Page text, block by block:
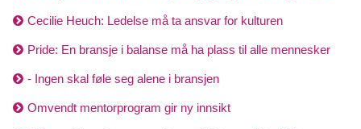
Cecilie Heuch: Ledelse må ta ansvar for kulturen
Pride: En bransje i balanse må ha plass til alle mennesker
- Ingen skal føle seg alene i bransjen
Omvendt mentorprogram gir ny innsikt